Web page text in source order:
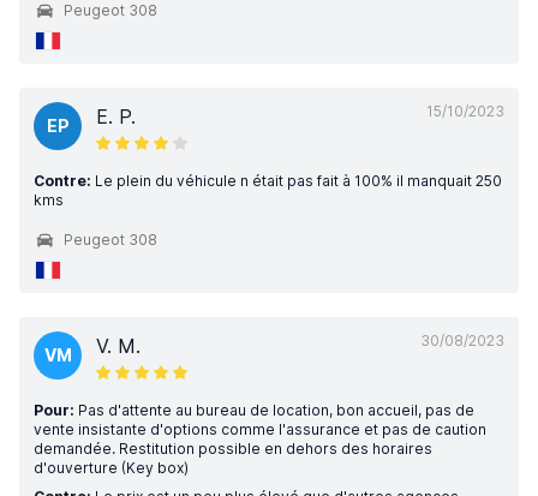
Peugeot 308
15/10/2023
EP E. P.
Contre: Le plein du véhicule n était pas fait à 100% il manquait 250
kms
Peugeot 308
30/08/2023
VM V. M.
Pour: Pas d'attente au bureau de location, bon accueil, pas de
vente insistante d'options comme l'assurance et pas de caution
demandée. Restitution possible en dehors des horaires
d'ouverture (Key box)